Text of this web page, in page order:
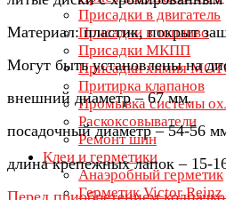
Присадки в двигатель
Присадки в топливо
Присадки МКПП
Присадки химия
Притирка клапанов
Промывка системы
Раскоксовыватели
Ремонт шин
Клеи и герметики
Анаэробный герметик
Герметик Victor
Материал: пластик, покрыт
Могут быть установлены на
внешний диаметр – 67 мм.
посадочный диаметр – 54-56
длина крепежных лапок – 15-
Перед приобретением